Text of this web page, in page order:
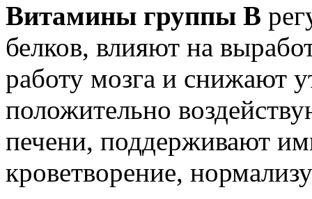
Витамины группы В
белков, влияют на
работу мозга и снижают
положительно
печени, поддерживают
кроветворение,